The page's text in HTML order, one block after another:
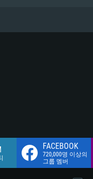
FACEBOOK
720,000명 이상의
그룹 멤버